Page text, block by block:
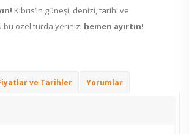
Kıbrıs’ın güneşi, denizi, tarihi ve
bu özel turda yerinizi hemen ayırtın!
ve Tarihler Yorumlar